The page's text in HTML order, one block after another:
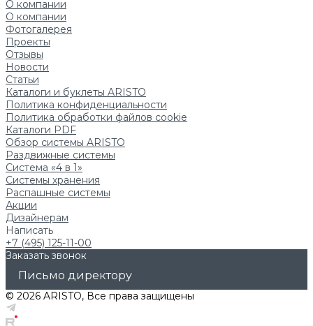
О компании
О компании
Фотогалерея
Проекты
Отзывы
Новости
Статьи
Каталоги и буклеты ARISTO
Политика конфиденциальности
Политика обработки файлов cookie
Каталоги PDF
Обзор системы ARISTO
Раздвижные системы
Система «4 в 1»
Системы хранения
Распашные системы
Акции
Дизайнерам
Написать
+7 (495) 125-11-00
Заказать звонок
Письмо директору
© 2026 ARISTO, Все права защищены